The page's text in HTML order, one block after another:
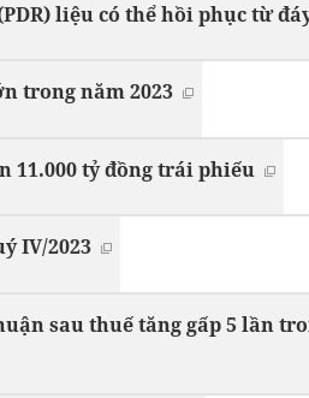
liệu có thể hồi phục từ
trong năm 2023
11.000 tỷ đồng trái phiếu
IV/2023
sau thuế tăng gấp 5 lần